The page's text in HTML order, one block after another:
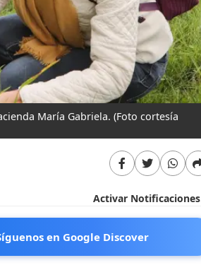
María Gabriela. (Foto cortesía
Activar Notificaciones
en Google Discover